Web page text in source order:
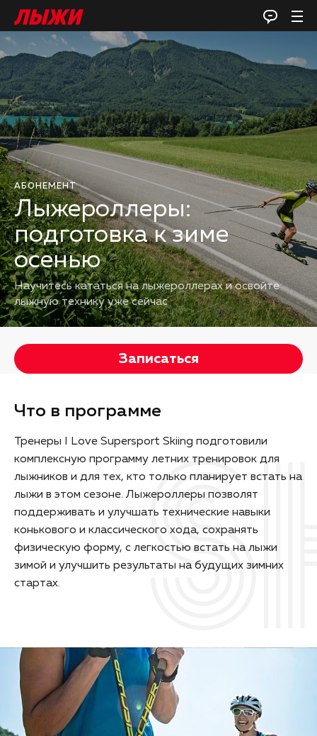
АБОНЕМЕНТ
Лыжероллеры:
подготовка к зиме
осенью
Научитесь кататься на лыжероллерах и освойте
лыжную технику уже сейчас
Записаться
Что в программе
Тренеры I Love Supersport Skiing подготовили
комплексную программу летних тренировок для
лыжников и для тех, кто только планирует встать на
лыжи в этом сезоне. Лыжероллеры позволят
поддерживать и улучшать технические навыки
конькового и классического хода, сохранять
физическую форму, с легкостью встать на лыжи
зимой и улучшить результаты на будущих зимних
стартах.